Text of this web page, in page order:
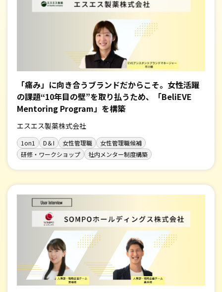
「痛み」に向き合うブランドだからこそ。女性活躍
の課題“10年目の壁”を取り払うため、「BeliEVE
Mentoring Program」を構築
エスエス製薬株式会社
1on1 D＆I 女性管理職
女性管理職候補
研修・ワークショップ
社内メンター制度構築